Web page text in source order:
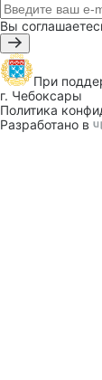
Вы
При
г. Чебоксары
Политика
Разработано в